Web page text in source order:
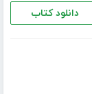
دانلود کتاب